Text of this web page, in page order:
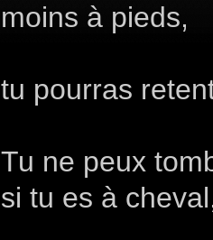
moins à pieds,
tu pourras
Tu ne peux
si tu es à